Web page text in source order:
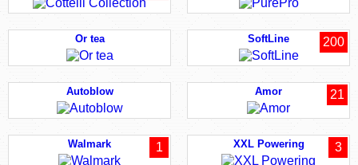
Or tea SoftLine 200
Autoblow Amor 21
Walmark 1 XXL Powering 3